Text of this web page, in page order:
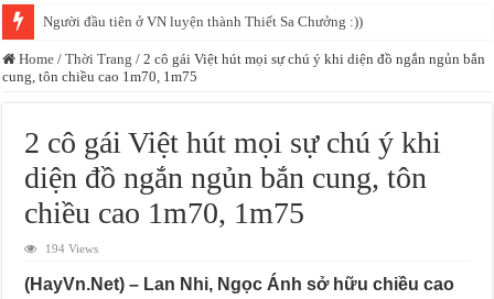
TikToker triệu fl “lên sóng” VTV với “hai gạch chéo”
Home / Thời Trang / 2 cô gái Việt hút mọi sự chú ý khi diện đồ ngắn ngủn bắn
cung, tôn chiều cao 1m70, 1m75
2 cô gái Việt hút mọi sự chú ý khi
diện đồ ngắn ngủn bắn cung, tôn
chiều cao 1m70, 1m75
194 Views
(HayVn.Net) – Lan Nhi, Ngọc Ánh sở hữu chiều cao